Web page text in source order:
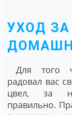
УХОД
Для того
радовал вас
цвел, за
правильно.